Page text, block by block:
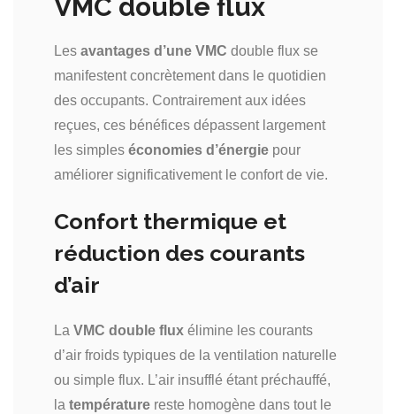
VMC double flux
Les avantages d’une VMC double flux se
manifestent concrètement dans le quotidien
des occupants. Contrairement aux idées
reçues, ces bénéfices dépassent largement
les simples économies d’énergie pour
améliorer significativement le confort de vie.
Confort thermique et
réduction des courants
d’air
La VMC double flux élimine les courants
d’air froids typiques de la ventilation naturelle
ou simple flux. L’air insufflé étant préchauffé,
la température reste homogène dans tout le